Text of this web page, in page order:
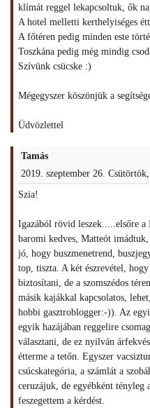
klímát reggel lekapcsoltuk, ők
A hotel melletti kerthelyiséges
A főtéren pedig minden este
Toszkána pedig még mindig
Szívünk csücske :)
Mégegyszer köszönjük a
Üdvözlettel
Tamás
2019. szeptember 26.
Szia!
Igazából rövid leszek.....elsőre
baromi kedves, Matteót
jó, hogy buszmenetrend,
top, tiszta. A két észrevétel,
biztosítani, de a szomszédos
másik kajákkal kapcsolatos,
hobbi gasztroblogger:-)). Az
egyik hazájában reggelire
választani, de ez nyilván
étterme a tetőn. Egyszer
csúcskategória, a számlát a
ceruzájuk, de egyébként tényleg
feszegettem a kérdést.